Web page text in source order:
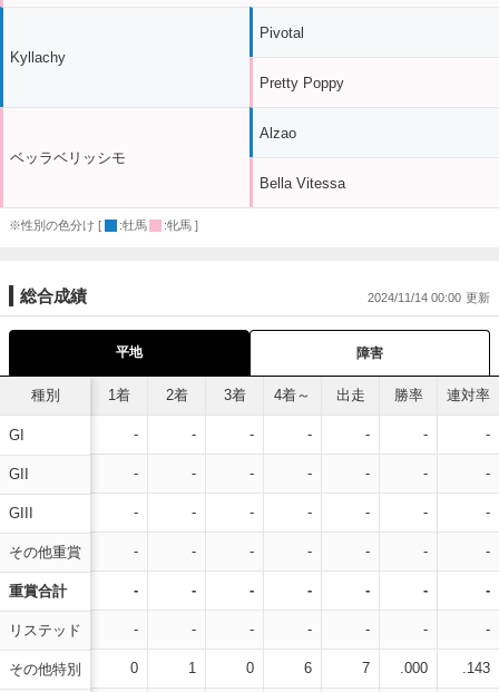
Kyllachy
ベッラベリッシモ
Pivotal
Pretty Poppy
Alzao
Bella Vitessa
※性別の色分け [ :牡馬 :牝馬 ]
総合成績 2024/11/14 00:00
平地 障害
種別
GI
GII
GIII
その他重賞
重賞合計
リステッド
その他特別
1着 2着 3着 4着～ 出走 勝率 連対率
- - - - - - -
- - - - - - -
- - - - - - -
- - - - - - -
- - - - - - -
- - - - - - -
0 1 0 6 7 .000 .143